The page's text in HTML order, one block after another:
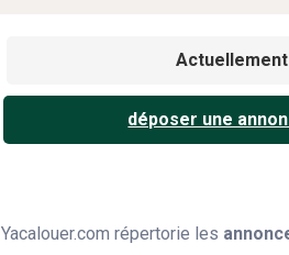
déposer une
Yacalouer.com répertorie les